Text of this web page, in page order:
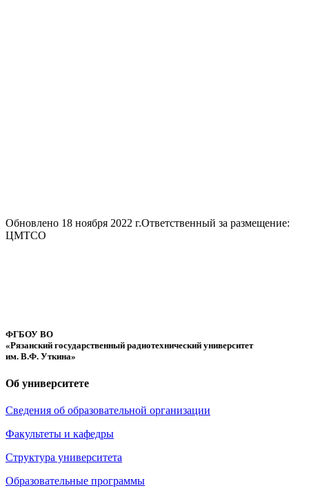
Обновлено 18 ноября 2022 г.Ответственный за размещение:
ЦМТСО
ФГБОУ ВО
«Рязанский государственный радиотехнический университет
им. В.Ф. Уткина»
Об университете
Сведения об образовательной организации
Факультеты и кафедры
Структура университета
Образовательные программы